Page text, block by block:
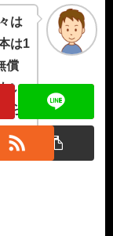
は
は1
償
い
ら